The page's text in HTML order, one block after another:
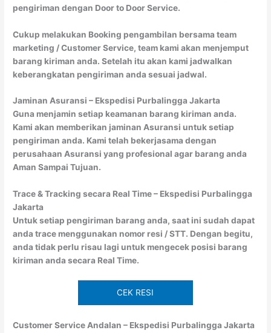
pengiriman dengan Door to Door Service.
Cukup melakukan Booking pengambilan bersama team
marketing / Customer Service, team kami akan menjemput
barang kiriman anda. Setelah itu akan kami jadwalkan
keberangkatan pengiriman anda sesuai jadwal.
Jaminan Asuransi – Ekspedisi Purbalingga Jakarta
Guna menjamin setiap keamanan barang kiriman anda.
Kami akan memberikan jaminan Asuransi untuk setiap
pengiriman anda. Kami telah bekerjasama dengan
perusahaan Asuransi yang profesional agar barang anda
Aman Sampai Tujuan.
Trace & Tracking secara Real Time – Ekspedisi Purbalingga
Jakarta
Untuk setiap pengiriman barang anda, saat ini sudah dapat
anda trace menggunakan nomor resi / STT. Dengan begitu,
anda tidak perlu risau lagi untuk mengecek posisi barang
kiriman anda secara Real Time.
CEK RESI
Customer Service Andalan – Ekspedisi Purbalingga Jakarta